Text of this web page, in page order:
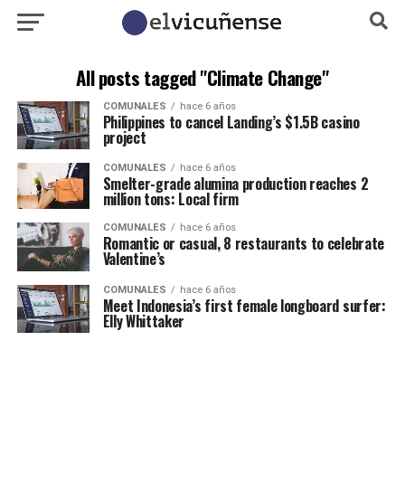
All posts tagged "Climate Change"
COMUNALES hace 6 años
Philippines to cancel Landing’s $1.5B casino
project
COMUNALES hace 6 años
Smelter-grade alumina production reaches 2
million tons: Local firm
COMUNALES hace 6 años
Romantic or casual, 8 restaurants to celebrate
Valentine’s
COMUNALES hace 6 años
Meet Indonesia’s first female longboard surfer:
Elly Whittaker